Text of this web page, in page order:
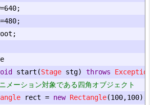
=640;
=480;
;
start (Stage stg) throws
メーション対象である四角オブジェクト
rect = new Rectangle(100,100);